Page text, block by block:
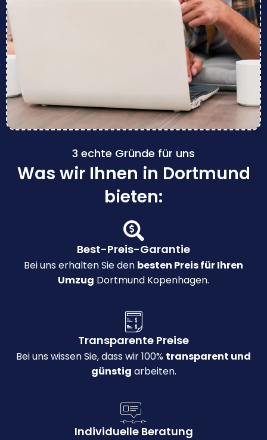
3 echte Gründe für uns
Was wir Ihnen in Dortmund
bieten:
Best-Preis-Garantie
Bei uns erhalten Sie den besten Preis für Ihren
Umzug Dortmund Kopenhagen.
Transparente Preise
Bei uns wissen Sie, dass wir 100% transparent und
günstig arbeiten.
Individuelle Beratung